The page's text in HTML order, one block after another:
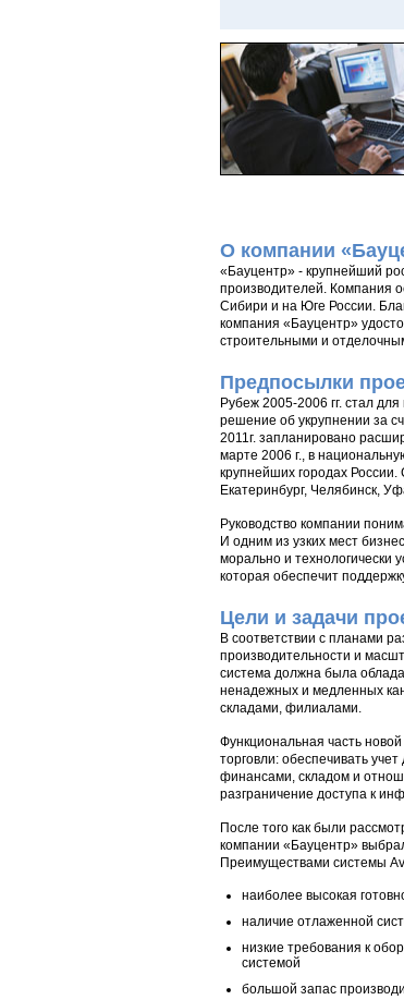
О компании
«Бауцентр» - крупнейший
производителей. Компания
Сибири и на Юге России.
компания «Бауцентр»
строительными и
Предпосылки
Рубеж 2005-2006 гг. стал
решение об укрупнении за
2011г. запланировано
марте 2006 г., в
крупнейших городах
Екатеринбург, Челябинск,
Руководство компании
И одним из узких мест
морально и технологически
которая обеспечит
Цели и задачи
В соответствии с планами
производительности и
система должна была
ненадежных и медленных
складами, филиалами.
Функциональная часть
торговли: обеспечивать
финансами, складом и
разграничение доступа к
После того как были
компании «Бауцентр»
Преимуществами системы
наиболее высокая
наличие отлаженной
низкие требования к
системой
большой запас